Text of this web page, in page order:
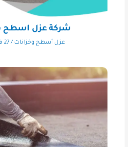
شركة عزل اسطح
عزل أسطح وخزانات /27 فبراير، 2026